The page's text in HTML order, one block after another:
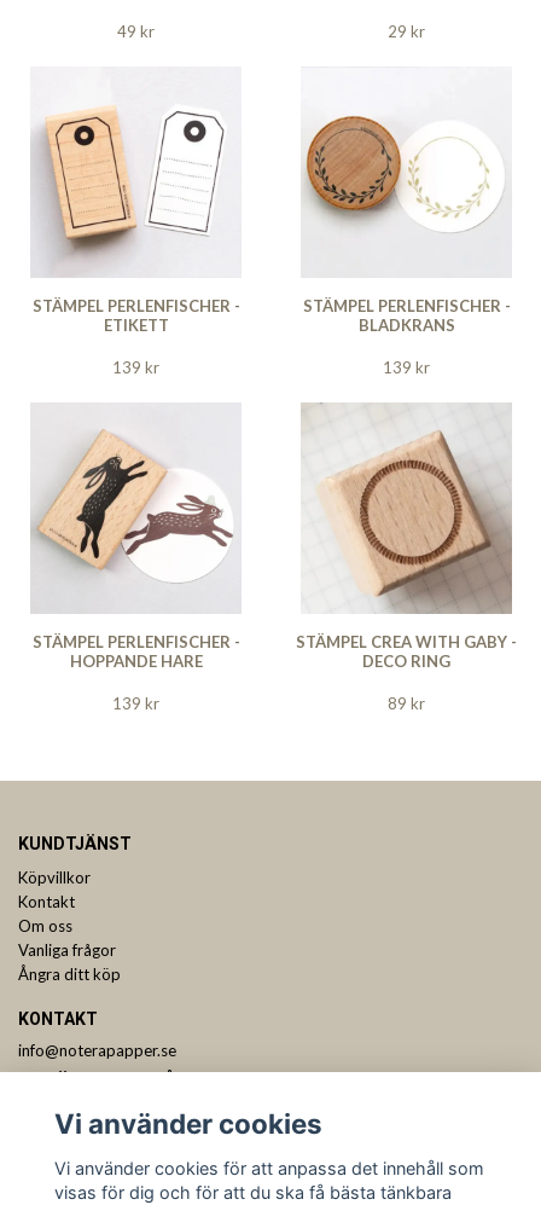
49 kr 29 kr
STÄMPEL PERLENFISCHER -
ETIKETT
139 kr
STÄMPEL PERLENFISCHER -
BLADKRANS
139 kr
STÄMPEL PERLENFISCHER -
HOPPANDE HARE
139 kr
STÄMPEL CREA WITH GABY -
DECO RING
89 kr
KUNDTJÄNST
Köpvillkor
Kontakt
Om oss
Vanliga frågor
Ångra ditt köp
KONTAKT
info@noterapapper.se
Vi använder cookies
Vi använder cookies för att anpassa det innehåll som
visas för dig och för att du ska få bästa tänkbara